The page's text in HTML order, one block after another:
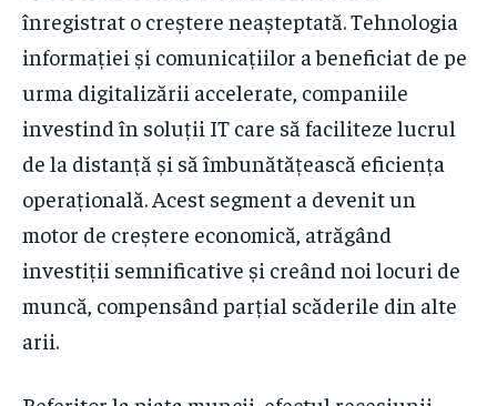
înregistrat o creștere neașteptată. Tehnologia
informației și comunicațiilor a beneficiat de pe
urma digitalizării accelerate, companiile
investind în soluții IT care să faciliteze lucrul
de la distanță și să îmbunătățească eficiența
operațională. Acest segment a devenit un
motor de creștere economică, atrăgând
investiții semnificative și creând noi locuri de
muncă, compensând parțial scăderile din alte
arii.